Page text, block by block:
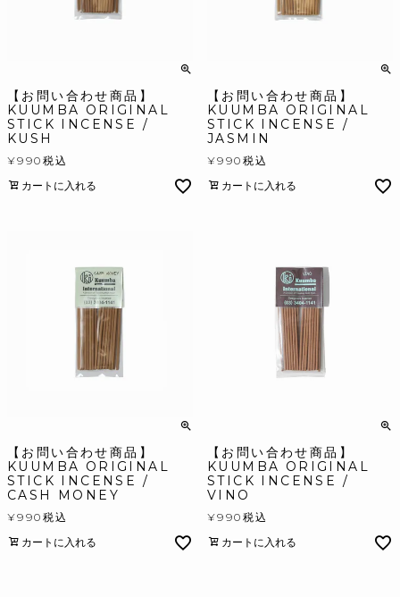
【お問い合わせ商品】
KUUMBA ORIGINAL
STICK INCENSE /
KUSH
¥990 税込
カートに入れる
【お問い合わせ商品】
KUUMBA ORIGINAL
STICK INCENSE /
JASMIN
¥990 税込
カートに入れる
【お問い合わせ商品】
KUUMBA ORIGINAL
STICK INCENSE /
CASH MONEY
¥990 税込
カートに入れる
【お問い合わせ商品】
KUUMBA ORIGINAL
STICK INCENSE /
VINO
¥990 税込
カートに入れる